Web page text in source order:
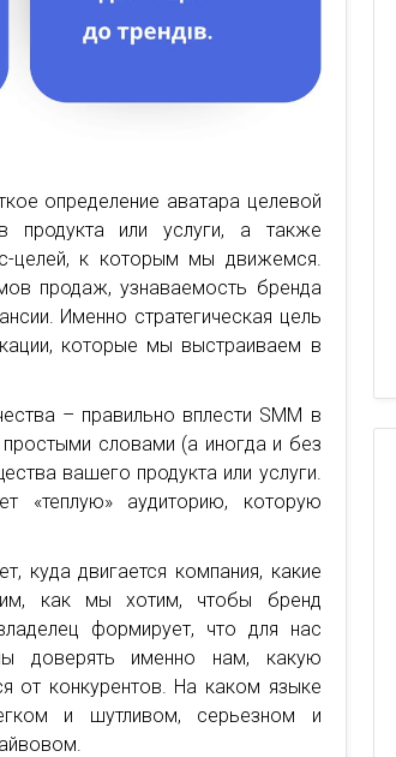
определение аватара целевой
продукта или услуги, а также
целей, к которым мы движемся.
продаж, узнаваемость бренда
Именно стратегическая цель
которые мы выстраиваем в
– правильно вплести SMM в
словами (а иногда и без
вашего продукта или услуги.
«теплую» аудиторию, которую
куда двигается компания, какие
как мы хотим, чтобы бренд
формирует, что для нас
доверять именно нам, какую
от конкурентов. На каком языке
и шутливом, серьезном и